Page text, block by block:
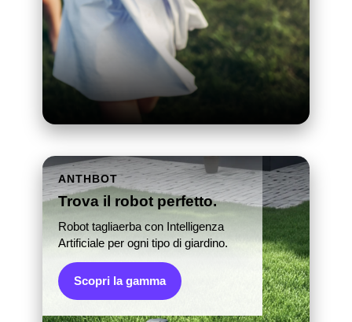
ANTHBOT
Trova il robot perfetto.
Robot tagliaerba con Intelligenza
Artificiale per ogni tipo di giardino.
Scopri la gamma